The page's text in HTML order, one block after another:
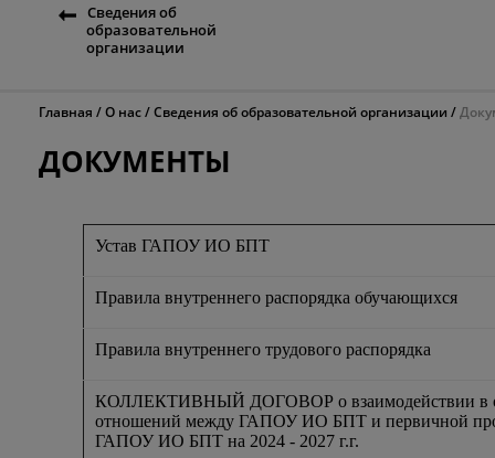
Сведения об
образовательной
организации
Главная О нас Сведения об образовательной организации
ДОКУМЕНТЫ
Устав ГАПОУ ИО БПТ
Правила внутреннего распорядка обучающихся
Правила внутреннего трудового распорядка
КОЛЛЕКТИВНЫЙ ДОГОВОР о взаимодействии в
отношений между ГАПОУ ИО БПТ и первичной
ГАПОУ ИО БПТ на 2024 - 2027 г.г.